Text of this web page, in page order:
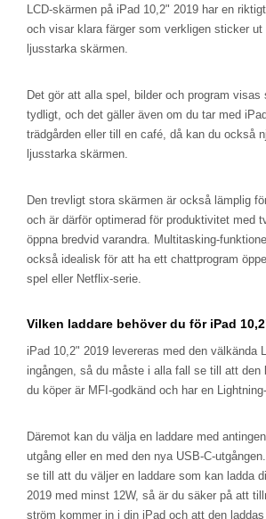
LCD-skärmen på iPad 10,2" 2019 har en
och visar klara färger som verkligen sticker
ljusstarka skärmen.
Det gör att alla spel, bilder och program visas
tydligt, och det gäller även om du tar med
trädgården eller till en café, då kan du också
ljusstarka skärmen.
Den trevligt stora skärmen är också lämplig
och är därför optimerad för produktivitet med
öppna bredvid varandra. Multitasking-
också idealisk för att ha ett chattprogram
spel eller Netflix-serie.
Vilken laddare behöver du för iPad
iPad 10,2" 2019 levereras med den välkända
ingången, så du måste i alla fall se till att den
du köper är MFI-godkänd och har en
Däremot kan du välja en laddare med
utgång eller en med den nya USB-C-
se till att du väljer en laddare som kan ladda
2019 med minst 12W, så är du säker på att
ström kommer in i din iPad och att den laddas